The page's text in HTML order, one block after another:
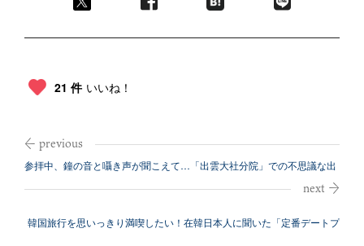
21 件 いいね！
参拝中、鐘の音と囁き声が聞こえて…「出雲大社分院」での不思議な出
韓国旅行を思いっきり満喫したい！在韓日本人に聞いた「定番デートプ